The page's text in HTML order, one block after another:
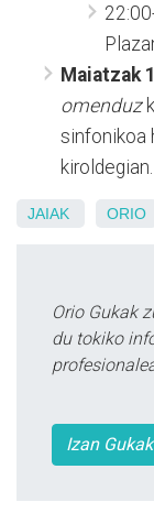
Maiatzak
omenduz
sinfonikoa
kiroldegian.
JAIAK ORIO
Orio Gukak
du tokiko
Izan